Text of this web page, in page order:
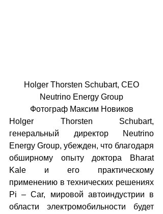
Neutrino Energy Group
Фотограф Максим Новиков
Holger Thorsten Schubart,
генеральный директор Neutrino
Energy Group, убежден, что благодаря
обширному опыту доктора Bharat
Kale и его практическому
применению в технических решениях
Pi – Car, мировой автоиндустрии в
области электромобильности будет